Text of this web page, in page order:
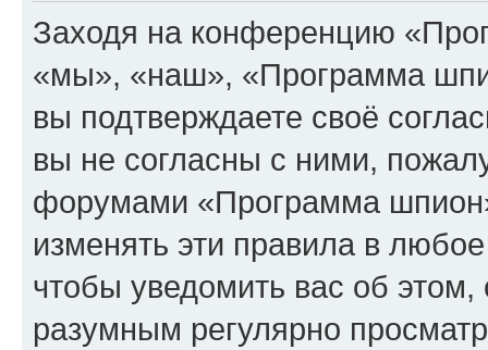
Заходя на конференцию
«мы», «наш», «Программа
вы подтверждаете своё
вы не согласны с ними,
форумами «Программа
изменять эти правила в
чтобы уведомить вас об
разумным регулярно